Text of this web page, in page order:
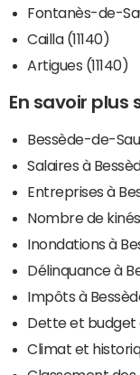
Fontanès-de-
Cailla (11140)
Artigues (11140)
En savoir
Bessède-de-
Salaires à
Entreprises à
Nombre de
Inondations à
Délinquance à
Impôts à
Dette et budget
Climat et